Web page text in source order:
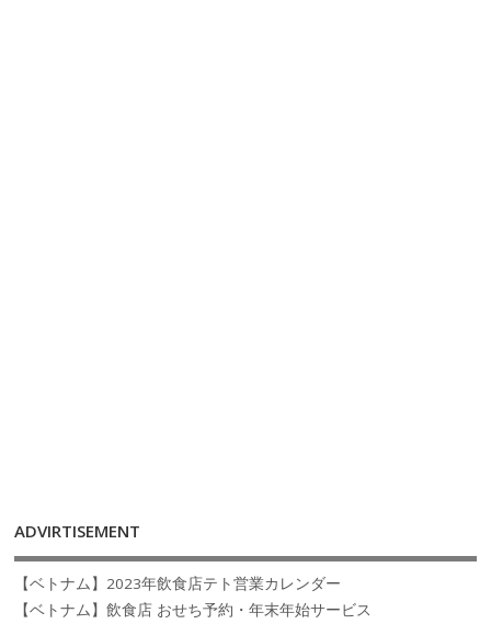
ADVIRTISEMENT
【ベトナム】2023年飲食店テト営業カレンダー
【ベトナム】飲食店 おせち予約・年末年始サービス